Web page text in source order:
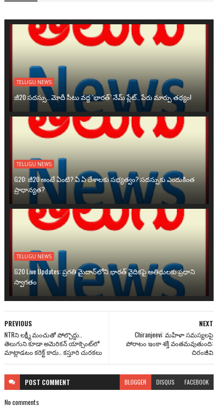
TELUGU NEWS
జీ20 సదస్సు.. మోదీ సీటు వద్ద ‘భారత్’ నేమ్ ప్లేట్‌.. పేరు మార్పు తథ్యం!
TELUGU NEWS
G20: జీ20 అంటే ఏంటి? ఏ ఏ దేశాలకు సభ్యత్వం? సదస్సుకు ఎందుకింత
ప్రాధాన్యత?
TELUGU NEWS
G20 Live Updates: ప్రగతి మైదాన్‌లోని భారత్ వైదికపై అతిథులకు ప్రధాని
స్వాగతం
NEXT
Chiranjeevi: మ‌హిళా స‌మ‌స్య‌ల‌పై
పోరాటం ఇంకా శ‌క్తి వంత‌మ‌వుతుంది:
చిరంజీవి
PREVIOUS
NTRని లక్ష్మీ మంచుతో పోల్చొద్దు..
తెలుగుని కూడా అమెరికన్ యాక్సెంట్‌లో
మాట్లాడ‌టం క‌రెక్ట్ కాదు.. క‌స్తూరి చుర‌క‌లు
POST COMMENT BLOGGER DISQUS FACEBOOK
No comments